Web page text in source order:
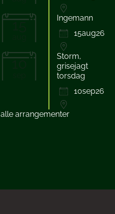
15
Ingemann
15aug26
10
Storm,
grisejagt
torsdag
10sep26
alle arrangementer